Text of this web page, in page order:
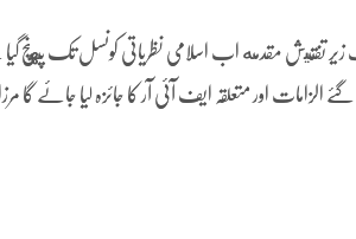
تفتيش مقدمه اب اسلامی نظریاتی کونسل تک پهنچ گیا ھے۔